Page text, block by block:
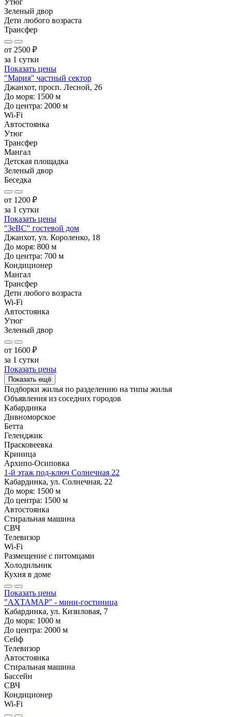
Зеленый двор
Дети любого возраста
Трансфер
от 2500 ₽
за 1 сутки
Показать цены
"Мария" частный сектор
Джанхот, просп. Лесной, 26
До моря: 1500 м
До центра: 2000 м
Wi-Fi
Автостоянка
Утюг
Трансфер
Мангал
Детская площадка
Зеленый двор
Беседка
от 1200 ₽
за 1 сутки
Показать цены
"ЗеВС" гостевой дом
Джанхот, ул. Короленко, 18
До моря: 800 м
До центра: 700 м
Кондиционер
Мангал
Трансфер
Дети любого возраста
Wi-Fi
Автостоянка
Утюг
Зеленый двор
от 1600 ₽
за 1 сутки
Показать цены
Показать ещё
Подборки жилья по разделению на типы жилья
Объявления из соседних городов
Кабардинка
Дивноморское
Бетта
Геленджик
Прасковеевка
Криница
Архипо-Осиповка
1-й этаж под-ключ Солнечная 22
Кабардинка, ул. Солнечная, 22
До моря: 1500 м
До центра: 1500 м
Автостоянка
Стиральная машина
СВЧ
Телевизор
Wi-Fi
Размещение с питомцами
Холодильник
Кухня в доме
Показать цены
"АХТАМАР" - мини-гостиница
Кабардинка, ул. Кизиловая, 7
До моря: 1000 м
До центра: 2000 м
Сейф
Телевизор
Автостоянка
Стиральная машина
Бассейн
СВЧ
Кондиционер
Wi-Fi